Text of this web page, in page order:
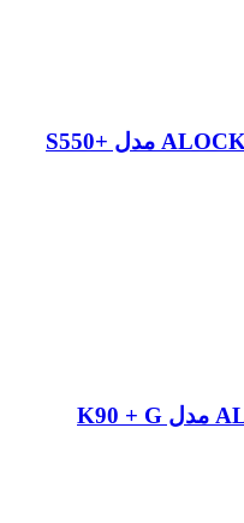
قفل اثر انگشتی دیجیتال آنلاین ALOCK مدل S550+